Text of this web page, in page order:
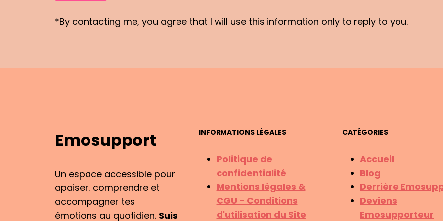
*By contacting me, you agree that I will use this information only to reply to you.
Emosupport
Un espace accessible pour
apaiser, comprendre et
accompagner tes
émotions au quotidien. Suis
INFORMATIONS LÉGALES
Politique de
confidentialité
Mentions légales &
CGU - Conditions
d'utilisation du Site
CATÉGORIES
Accueil
Blog
Derrière
Deviens
Emosupporteur